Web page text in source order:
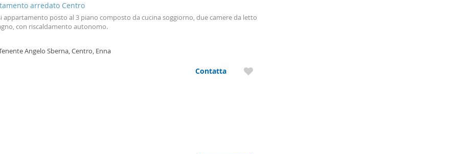
arredato Centro
appartamento posto al 3 piano composto da cucina soggiorno, due camere da letto
con riscaldamento autonomo.
Angelo Sberna, Centro, Enna
Contatta